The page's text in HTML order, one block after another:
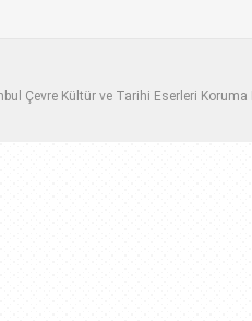
Çevre Kültür ve Tarihi Eserleri Koruma